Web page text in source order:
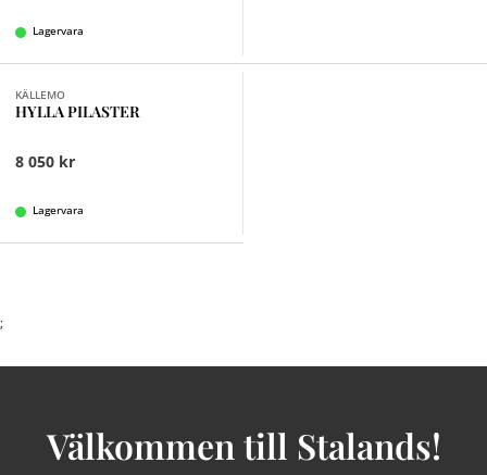
Lagervara
KÄLLEMO
HYLLA PILASTER
8 050 kr
Lagervara
;
Välkommen till Stalands!